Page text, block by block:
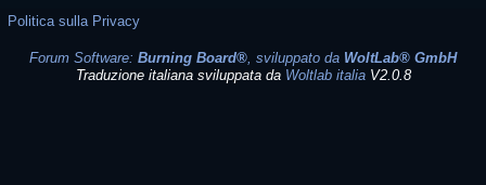
Politica sulla Privacy
Forum Software: Burning Board®, sviluppato da WoltLab® GmbH
Traduzione italiana sviluppata da Woltlab italiaV2.0.8